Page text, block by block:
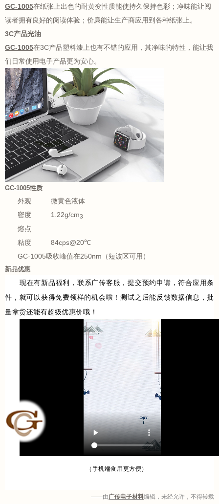
GC-1005在纸张上出色的耐黄变性质能使持久保持色彩；净味能让阅
读者拥有良好的阅读体验；价廉能让生产商应用到各种纸张上。
3C产品光油
GC-1005在3C产品塑料漆上也有不错的应用，其净味的特性，能让我
们日常使用电子产品更为安心。
GC-1005性质
外观 微黄色液体
密度 1.22g/cm3
熔点
粘度 84cps@20℃
GC-1005吸收峰值在250nm（短波区可用）
新品优惠
现在有新品福利，联系广传客服，提交预约申请，符合应用条
件，就可以获得免费领样的机会啦！测试之后能反馈数据信息，批
量拿货还能有超级优惠价哦！
（手机端食用更方便）
——由广传电子材料编辑，未经允许，不得转载